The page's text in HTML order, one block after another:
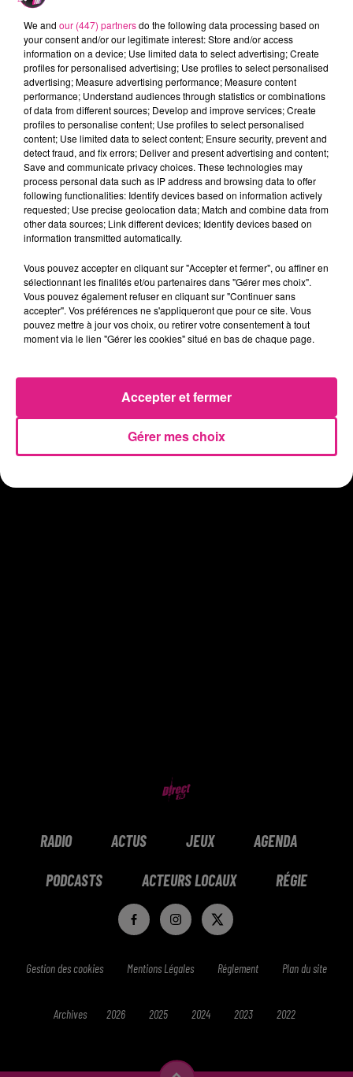
Crédit :Direct_fm
FIL ACTUS
9h19
Lorraine : une journée pas comme les autres au Parc animalier de...
6 août 2026
Metz : une distribution de lunette gratuite pour voir l’éclipse
5 août 2026
Casting de Woof : l'Euro-Métropole de Metz part à la recherche de...
4 août 2026
Officiel : Gauthier Hein quitte le FC Metz pour l'OGC Nice
4 août 2026
Officiel : le lac de Madine reporte son feu d’artifice
4 août 2026
Eclipse Solaire du 12 août : où voir ce phénomène en Lorraine ?
31 juillet 2026
31 juillet 2026
Vosges : les feux d’artifice de Gérardmer sont annulés
RADIO ACTUS JEUX AGENDA
PODCASTS ACTEURS LOCAUX RÉGIE
Gestion des cookies Mentions Légales Réglement Plan du site
Archives 2026 2025 2024 2023 2022
We and our (447) partnersdo the following data processing based on
your consent and/or our legitimate interest: Store and/or access
information on a device; Use limited data to select advertising; Create
profiles for personalised advertising; Use profiles to select personalised
advertising; Measure advertising performance; Measure content
performance; Understand audiences through statistics or combinations
of data from different sources; Develop and improve services; Create
profiles to personalise content; Use profiles to select personalised
content; Use limited data to select content; Ensure security, prevent and
detect fraud, and fix errors; Deliver and present advertising and content;
Save and communicate privacy choices. These technologies may
process personal data such as IP address and browsing data to offer
following functionalities: Identify devices based on information actively
requested; Use precise geolocation data; Match and combine data from
other data sources; Link different devices; Identify devices based on
information transmitted automatically.
Vous pouvez accepter en cliquant sur "Accepter et fermer", ou affiner en
sélectionnant les finalités et/ou partenaires dans "Gérer mes choix".
Vous pouvez également refuser en cliquant sur "Continuer sans
accepter". Vos préférences ne s'appliqueront que pour ce site. Vous
pouvez mettre à jour vos choix, ou retirer votre consentement à tout
moment via le lien "Gérer les cookies" situé en bas de chaque page.
Gérer mes choix
Accepter et fermer